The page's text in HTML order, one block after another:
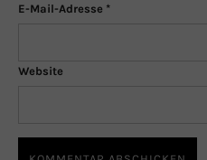
E-Mail-Adresse *
Website